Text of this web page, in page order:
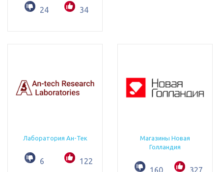
24 34
Лаборатория Ан-Тек
6 122
Магазины Новая
Голландия
160 327